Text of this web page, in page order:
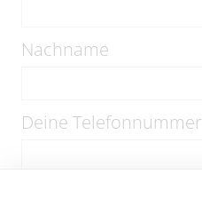
Nachname
Deine Telefonnummer